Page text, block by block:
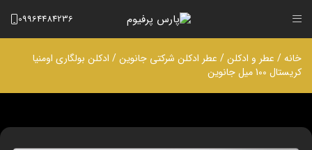
09964484236
خانه/ عطر و ادکلن/ عطر ادکلن شرکتی جانوین/ ادکلن بولگاری اومنیا
کریستال 100 میل جانوین